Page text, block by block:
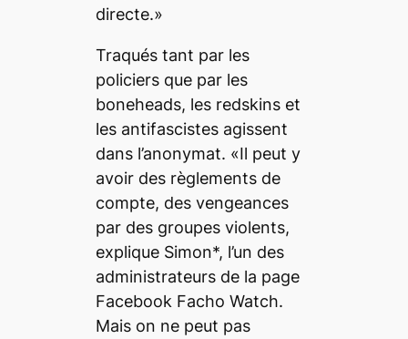
directe.»
Traqués tant par les
policiers que par les
boneheads, les redskins et
les antifascistes agissent
dans l’anonymat. «Il peut y
avoir des règlements de
compte, des vengeances
par des groupes violents,
explique Simon*, l’un des
administrateurs de la page
Facebook Facho Watch.
Mais on ne peut pas